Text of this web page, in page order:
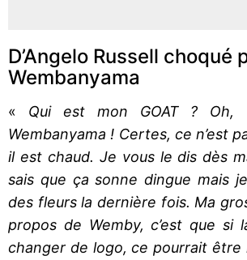
D’Angelo Russell choqué
Wembanyama
« Qui est mon GOAT ? Oh,
Wembanyama ! Certes, ce n’est
il est chaud. Je vous le dis dès
sais que ça sonne dingue mais
des fleurs la dernière fois. Ma
propos de Wemby, c’est que si
changer de logo, ce pourrait être